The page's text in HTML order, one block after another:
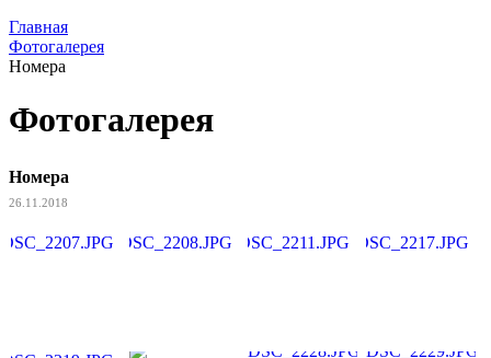
Главная
Фотогалерея
Номера
Фотогалерея
Номера
26.11.2018